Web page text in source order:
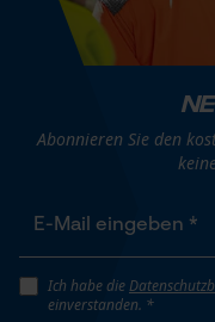
Abonnieren Sie den
Ich habe die
einverstanden. *